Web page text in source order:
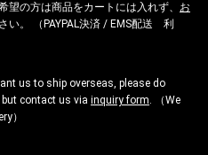
の方は商品をカートには入れず、 お
い。 （PAYPAL決済 / EMS配送 利
us to ship overseas, please do
contact us via inquiry form. （We
）